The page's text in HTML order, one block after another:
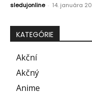
sledujonline - 14. januára
KATEGÓRIE
Akční
Akčný
Anime